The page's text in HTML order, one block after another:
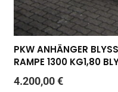
PKW ANHÄNGER
RAMPE 1300 KG1,80
4.200,00€